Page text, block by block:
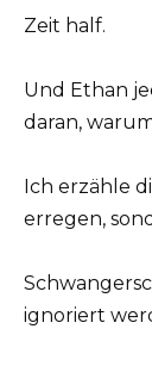
Zeit half.
Und Ethan
daran,
Ich erzähle
erregen,
ignoriert